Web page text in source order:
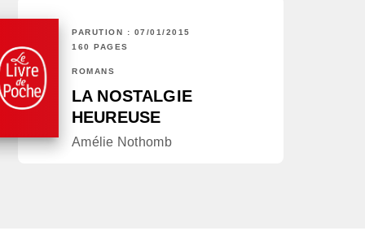
PARUTION : 07/01/2015
160 PAGES
ROMANS
LA NOSTALGIE
HEUREUSE
Amélie Nothomb